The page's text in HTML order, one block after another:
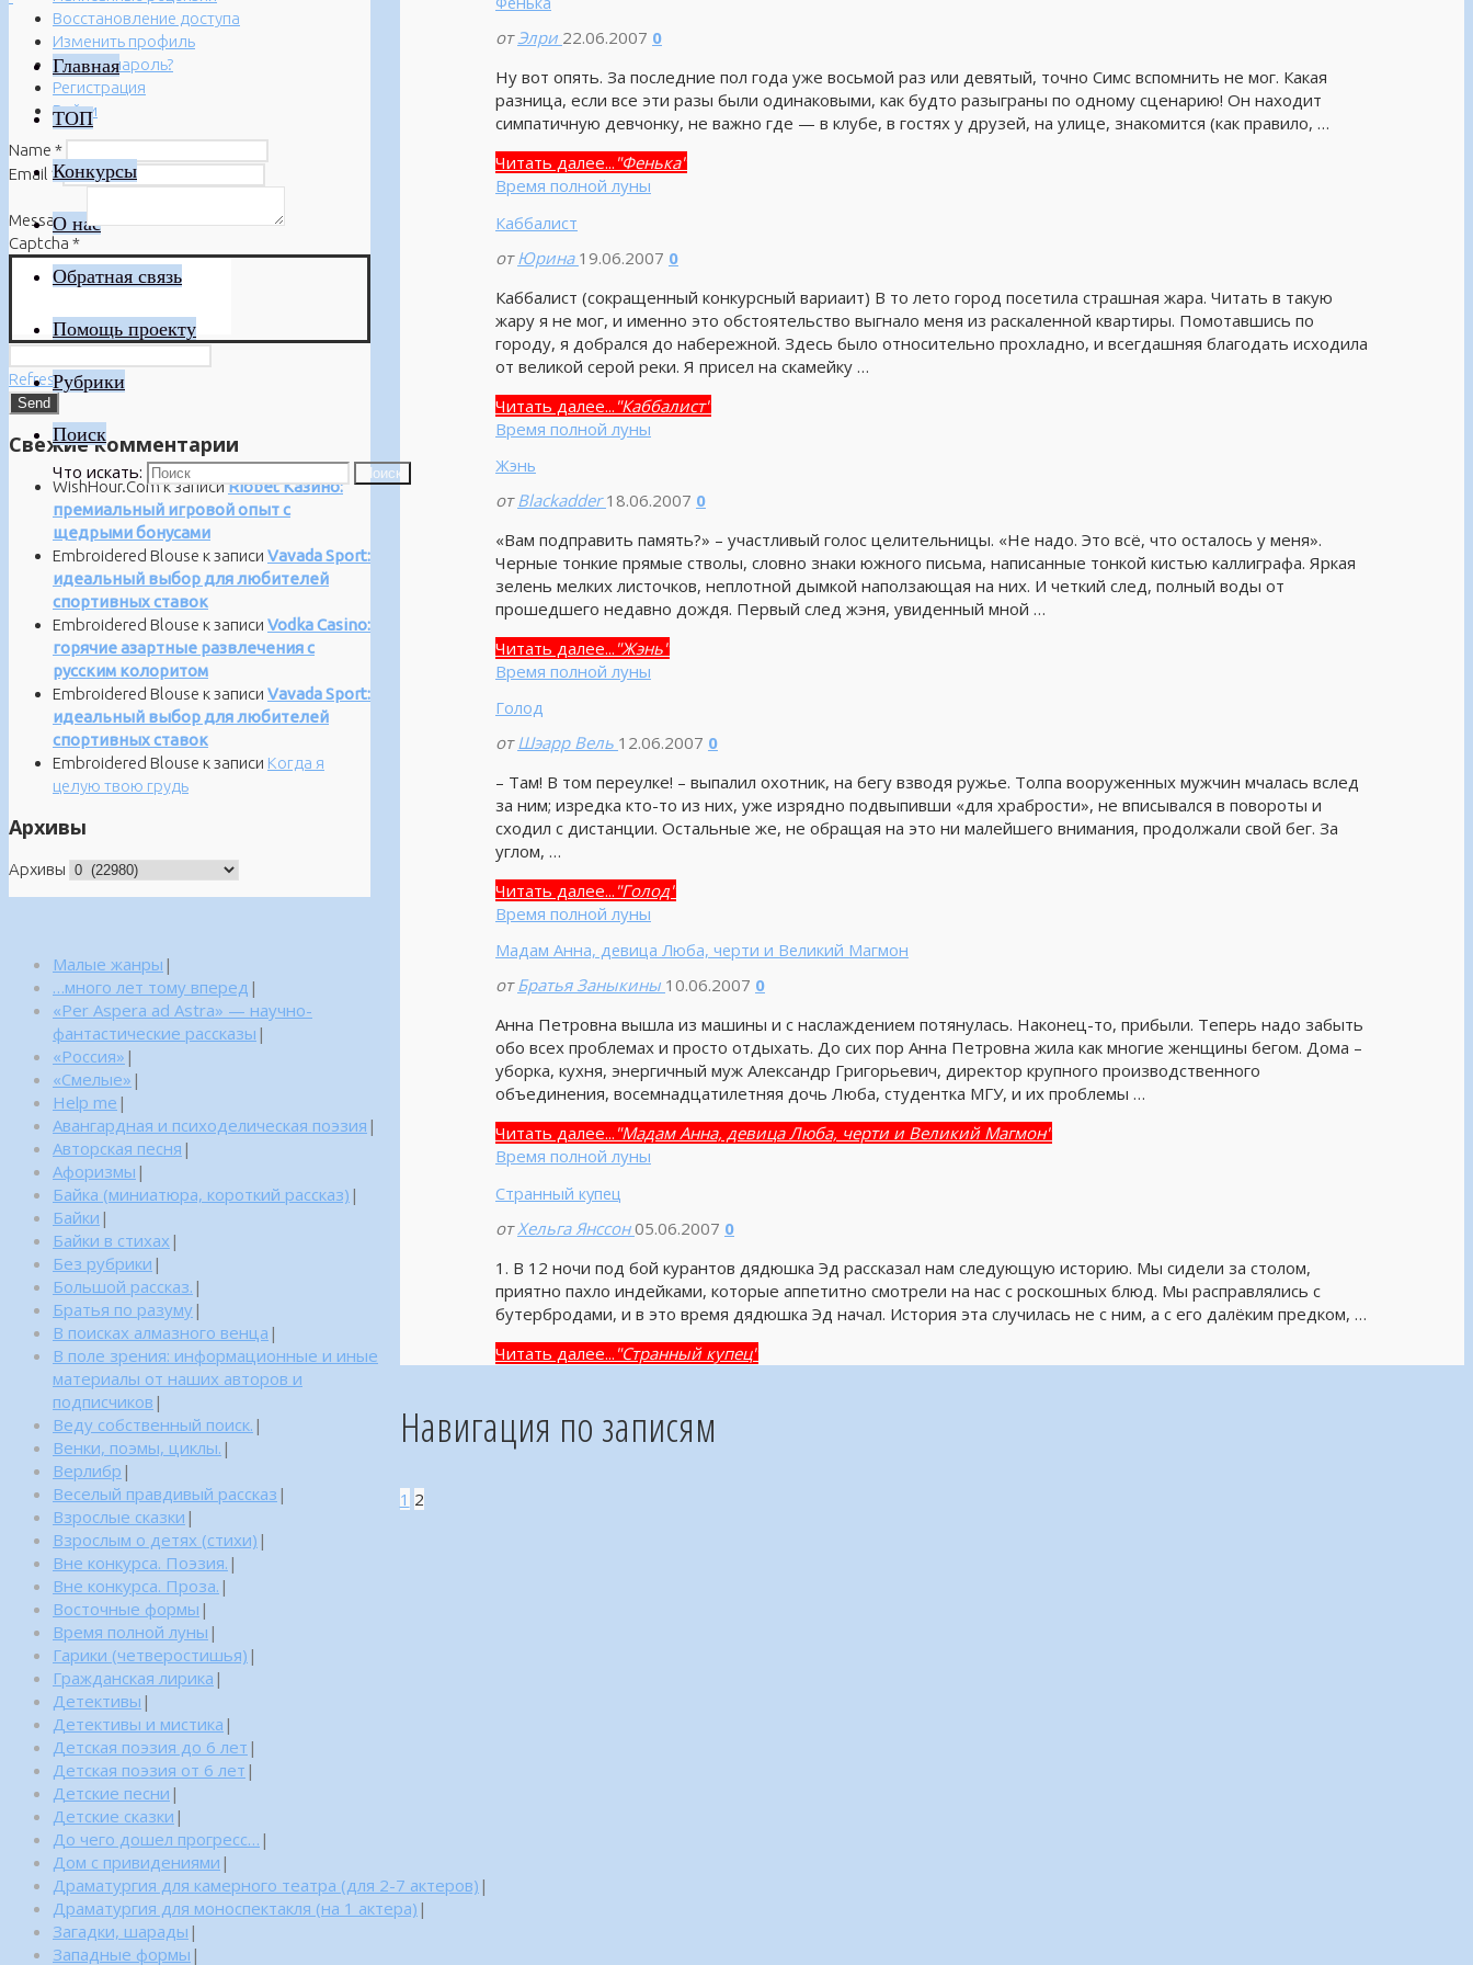
Главная
ТОП
Конкурсы
О нас
Обратная связь
Помощь проекту
Рубрики
Поиск
Что искать: Поиск
от Элри 22.06.2007 0
Ну вот опять. За последние пол года уже восьмой раз или девятый, точно Симс вспомнить не мог. Какая
разница, если все эти разы были одинаковыми, как будто разыграны по одному сценарию! Он находит
симпатичную девчонку, не важно где — в клубе, в гостях у друзей, на улице, знакомится (как правило, …
Читать далее... "Фенька"
Время полной луны
Каббалист
от Юрина 19.06.2007 0
Каббалист (сокращенный конкурсный вариаит) В то лето город посетила страшная жара. Читать в такую
жару я не мог, и именно это обстоятельство выгнало меня из раскаленной квартиры. Помотавшись по
городу, я добрался до набережной. Здесь было относительно прохладно, и всегдашняя благодать исходила
от великой серой реки. Я присел на скамейку …
Читать далее... "Каббалист"
Время полной луны
Жэнь
от Blackadder 18.06.2007 0
«Вам подправить память?» – участливый голос целительницы. «Не надо. Это всё, что осталось у меня».
Черные тонкие прямые стволы, словно знаки южного письма, написанные тонкой кистью каллиграфа. Яркая
зелень мелких листочков, неплотной дымкой наползающая на них. И четкий след, полный воды от
прошедшего недавно дождя. Первый след жэня, увиденный мной …
Читать далее... "Жэнь"
Время полной луны
Голод
от Шэарр Вель 12.06.2007 0
– Там! В том переулке! – выпалил охотник, на бегу взводя ружье. Толпа вооруженных мужчин мчалась вслед
за ним; изредка кто-то из них, уже изрядно подвыпивши «для храбрости», не вписывался в повороты и
сходил с дистанции. Остальные же, не обращая на это ни малейшего внимания, продолжали свой бег. За
углом, …
Читать далее... "Голод"
Время полной луны
Мадам Анна, девица Люба, черти и Великий Магмон
от Братья Заныкины 10.06.2007 0
Анна Петровна вышла из машины и с наслаждением потянулась. Наконец-то, прибыли. Теперь надо забыть
обо всех проблемах и просто отдыхать. До сих пор Анна Петровна жила как многие женщины бегом. Дома –
уборка, кухня, энергичный муж Александр Григорьевич, директор крупного производственного
объединения, восемнадцатилетняя дочь Люба, студентка МГУ, и их проблемы …
Читать далее... "Мадам Анна, девица Люба, черти и Великий Магмон"
Время полной луны
Странный купец
от Хельга Янссон 05.06.2007 0
1. В 12 ночи под бой курантов дядюшка Эд рассказал нам следующую историю. Мы сидели за столом,
приятно пахло индейками, которые аппетитно смотрели на нас с роскошных блюд. Мы расправлялись с
бутербродами, и в это время дядюшка Эд начал. История эта случилась не с ним, а с его далёким предком, …
Читать далее... "Странный купец"
Навигация по записям
1 2
Восстановление доступа
Изменить профиль
Забыли пароль?
Регистрация
Войти
Name *
Email *
Message*
Captcha *
Refresh
Свежие комментарии
WishHour.Comк записиRiobet Казино:
премиальный игровой опыт с
щедрыми бонусами
Embroidered Blouse к записи Vavada Sport:
идеальный выбор для любителей
спортивных ставок
Embroidered Blouse к записи Vodka Casino:
горячие азартные развлечения с
русским колоритом
Embroidered Blouse к записи Vavada Sport:
идеальный выбор для любителей
спортивных ставок
Embroidered Blouse к записи Когда я
целую твою грудь
Архивы
Архивы
Малые жанры |
…много лет тому вперед |
«Per Aspera ad Astra» — научно-
фантастические рассказы |
«Россия» |
«Смелые» |
Help me |
Авангардная и психоделическая поэзия |
Авторская песня |
Афоризмы |
Байка (миниатюра, короткий рассказ) |
Байки |
Байки в стихах |
Без рубрики |
Большой рассказ. |
Братья по разуму|
В поисках алмазного венца |
В поле зрения: информационные и иные
материалы от наших авторов и
подписчиков |
Веду собственный поиск. |
Венки, поэмы, циклы. |
Верлибр |
Веселый правдивый рассказ |
Взрослые сказки |
Взрослым о детях (стихи) |
Вне конкурса. Поэзия. |
Вне конкурса. Проза. |
Восточные формы |
Время полной луны |
Гарики (четверостишья) |
Гражданская лирика |
Детективы |
Детективы и мистика |
Детская поэзия до 6 лет |
Детская поэзия от 6 лет |
Детские песни |
Детские сказки |
До чего дошел прогресс… |
Дом с привидениями |
Драматургия для камерного театра (для 2-7 актеров) |
Драматургия для моноспектакля (на 1 актера) |
Загадки, шарады |
Западные формы |